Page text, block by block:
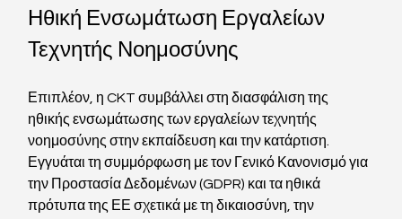
Ηθική Ενσωμάτωση Εργαλείων
Τεχνητής Νοημοσύνης
Επιπλέον, η CKT συμβάλλει στη διασφάλιση της
ηθικής ενσωμάτωσης των εργαλείων τεχνητής
νοημοσύνης στην εκπαίδευση και την κατάρτιση.
Εγγυάται τη συμμόρφωση με τον Γενικό Κανονισμό για
την Προστασία Δεδομένων (GDPR) και τα ηθικά
πρότυπα της ΕΕ σχετικά με τη δικαιοσύνη, την